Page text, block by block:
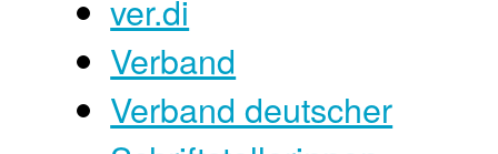
ver.di
Verband
Verband deutscher